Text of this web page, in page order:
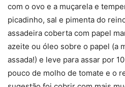
com o ovo e a muçarela e
picadinho, sal e pimenta do
assadeira coberta com papel
azeite ou óleo sobre o papel (a
assada!) e leve para assar por
pouco de molho de tomate e o